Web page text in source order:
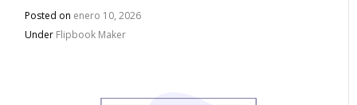
Posted on enero 10, 2026
Under Flipbook Maker